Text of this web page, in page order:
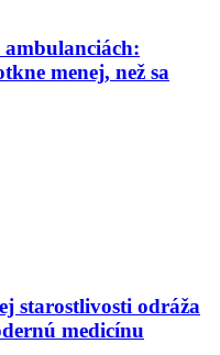
menej, než sa
starostlivosti odráža
medicínu